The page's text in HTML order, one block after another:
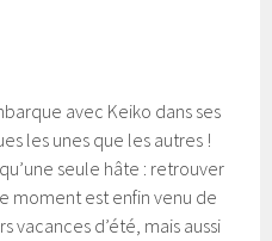
avec Keiko dans ses
les unes que les autres !
seule hâte : retrouver
moment est enfin venu de
d’été, mais aussi